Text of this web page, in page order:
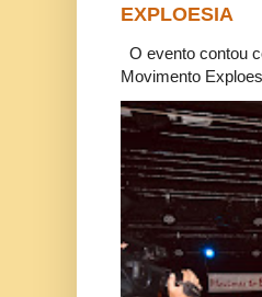
EXPLOESIA
O evento contou
Movimento